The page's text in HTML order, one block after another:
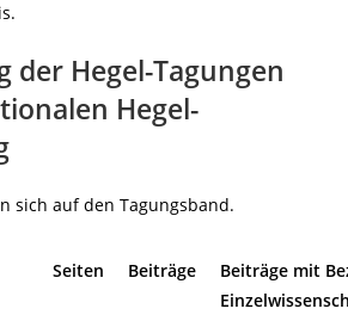
der Hegel-Tagungen
Hegel-
sich auf den Tagungsband.
Seiten Beiträge
Beiträge mit